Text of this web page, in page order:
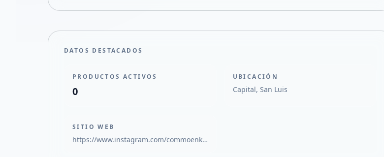
DATOS DESTACADOS
PRODUCTOS ACTIVOS
0
UBICACIÓN
Capital, San Luis
SITIO WEB
https://www.instagram.com/commoenksa?igsh=MnFwandna2xxdDl4